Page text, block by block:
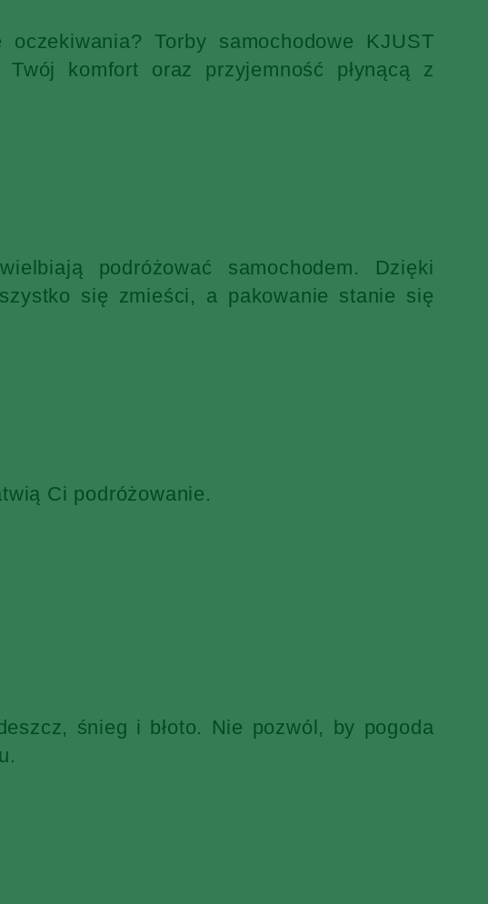
Torby samochodowe KJUST
komfort oraz przyjemność płynącą z
podróżować samochodem. Dzięki
się zmieści, a pakowanie stanie się
Ci podróżowanie.
śnieg i błoto. Nie pozwól, by pogoda